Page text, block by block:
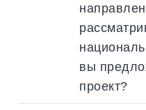
вы
проект?